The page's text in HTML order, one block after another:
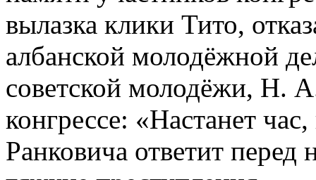
вылазка клики Тито,
албанской молодёжной
советской молодёжи, Н.
конгрессе: «Настанет
Ранковича ответит